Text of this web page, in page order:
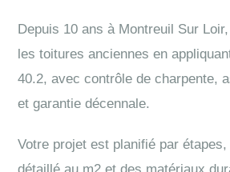
Depuis 10 ans à Montreuil Sur
les toitures anciennes en
40.2, avec contrôle de charpente,
et garantie décennale.
Votre projet est planifié par